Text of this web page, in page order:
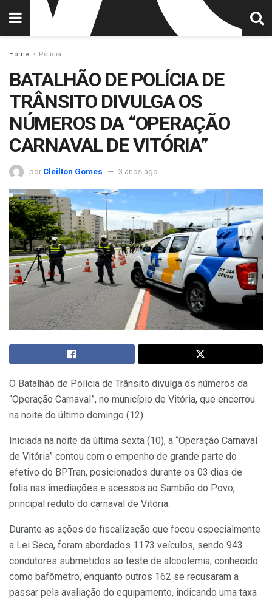
Home Polícia
BATALHÃO DE POLÍCIA DE
TRÂNSITO DIVULGA OS
NÚMEROS DA “OPERAÇÃO
CARNAVAL DE VITÓRIA”
por Cleilton Gomes 3 anos ago
O Batalhão de Polícia de Trânsito divulga os números da
“Operação Carnaval”, no município de Vitória, que encerrou
na noite do último domingo (12).
Iniciada na noite da última sexta (10), a “Operação Carnaval
de Vitória” contou com o empenho de grande parte do
efetivo do BPTran, posicionados durante os 03 dias de
folia nas imediações e acessos ao Sambão do Povo,
principal reduto do carnaval de Vitória.
Durante as ações de fiscalização que focou especialmente
a Lei Seca, foram abordados 1173 veículos, sendo 943
condutores submetidos ao teste de alcoolemia, conhecido
como bafômetro, enquanto outros 162 se recusaram a
passar pela avaliação do equipamento, indicando uma taxa